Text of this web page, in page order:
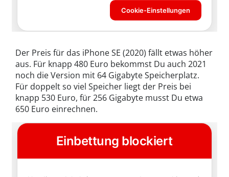
Der Preis für das iPhone SE (2020) fällt etwas höher
aus. Für knapp 480 Euro bekommst Du auch 2021
noch die Version mit 64 Gigabyte Speicherplatz.
Für doppelt so viel Speicher liegt der Preis bei
knapp 530 Euro, für 256 Gigabyte musst Du etwa
650 Euro einrechnen.